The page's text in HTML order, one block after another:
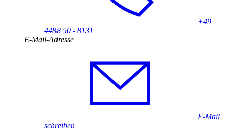
+49
4488 50 - 8131
E-Mail-Adresse
E-Mail
schreiben